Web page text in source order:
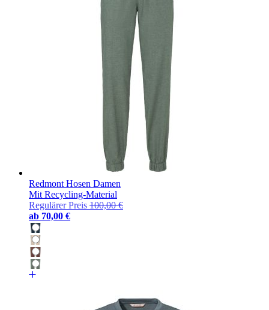
Redmont Hosen Damen
Mit Recycling-Material
Regulärer Preis 100,00 €
ab 70,00 €